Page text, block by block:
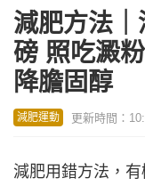
減肥方法
磅 照吃澱
降膽固醇
減肥運動 更新時間：
減肥用錯方法，